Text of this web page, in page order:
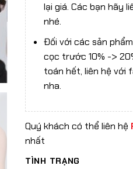
lại giá. Các bạn hãy
nhé.
Đối với các sản
cọc trước 10% ->
toán hết, liên hệ với
nha.
Quý khách có thể liên hệ
nhất
TÌNH TRẠNG